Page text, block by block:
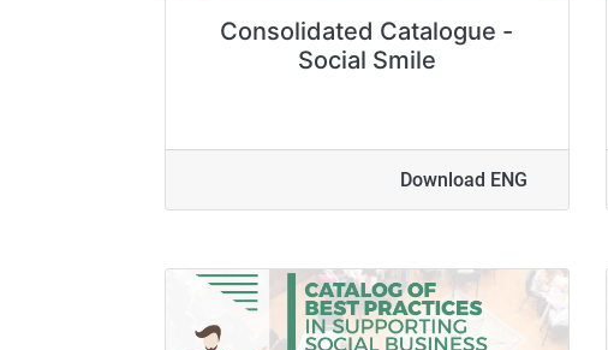
Consolidated Catalogue -
Social Smile
Download ENG